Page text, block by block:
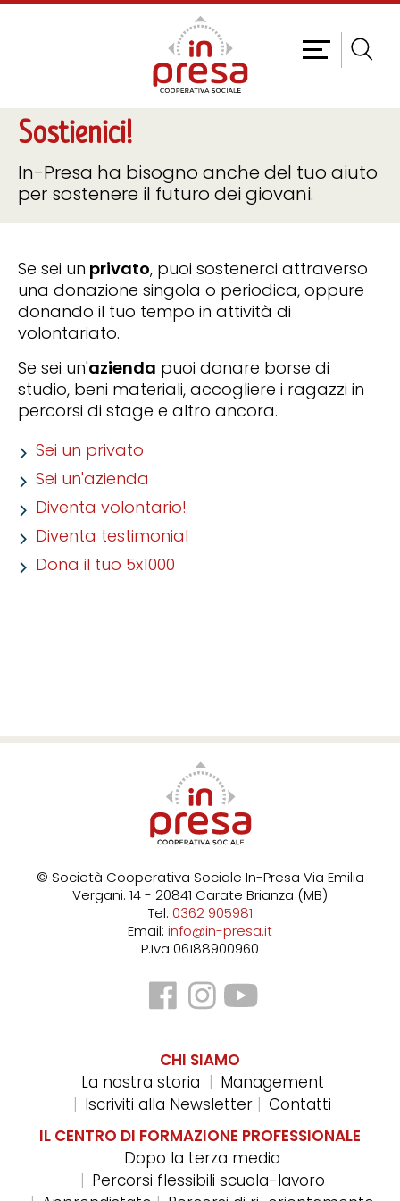
Sostienici!
In-Presa ha bisogno anche del tuo aiuto
per sostenere il futuro dei giovani.
Se sei un privato, puoi sostenerci attraverso
una donazione singola o periodica, oppure
donando il tuo tempo in attività di
volontariato.
Se sei un'azienda puoi donare borse di
studio, beni materiali, accogliere i ragazzi in
percorsi di stage e altro ancora.
Sei un privato
Sei un'azienda
Diventa volontario!
Diventa testimonial
Dona il tuo 5x1000
© Società Cooperativa Sociale In-Presa Via Emilia
Vergani. 14 - 20841 Carate Brianza (MB)
Tel. 0362 905981
Email: info@in-presa.it
P.Iva 06188900960
CHI SIAMO
La nostra storia
Management
Iscriviti alla Newsletter
Contatti
IL CENTRO DI FORMAZIONE PROFESSIONALE
Dopo la terza media
Percorsi flessibili scuola-lavoro